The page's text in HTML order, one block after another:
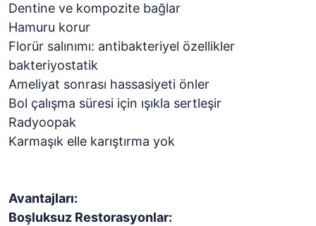
Dentine ve kompozite bağlar
Hamuru korur
Florür salınımı: antibakteriyel özellikler
bakteriyostatik
Ameliyat sonrası hassasiyeti önler
Bol çalışma süresi için ışıkla sertleşir
Radyoopak
Karmaşık elle karıştırma yok
Avantajları:
Boşluksuz Restorasyonlar: